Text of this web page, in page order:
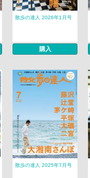
散歩の達人 2026年1月号
購入
散歩の達人 2025年7月号